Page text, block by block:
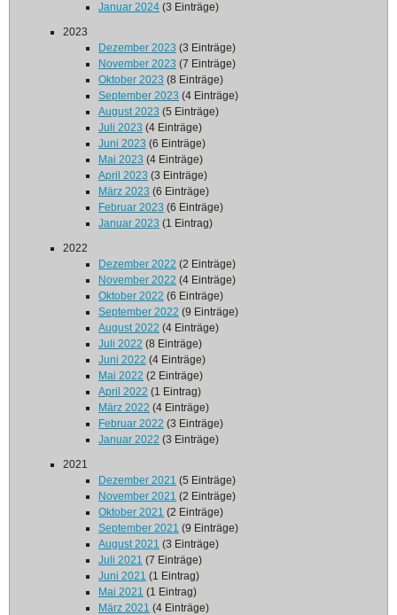
Januar 2024 (3 Einträge)
2023
Dezember 2023 (3 Einträge)
November 2023 (7 Einträge)
Oktober 2023 (8 Einträge)
September 2023 (4 Einträge)
August 2023 (5 Einträge)
Juli 2023 (4 Einträge)
Juni 2023 (6 Einträge)
Mai 2023 (4 Einträge)
April 2023 (3 Einträge)
März 2023 (6 Einträge)
Februar 2023 (6 Einträge)
Januar 2023 (1 Eintrag)
2022
Dezember 2022 (2 Einträge)
November 2022 (4 Einträge)
Oktober 2022 (6 Einträge)
September 2022 (9 Einträge)
August 2022 (4 Einträge)
Juli 2022 (8 Einträge)
Juni 2022 (4 Einträge)
Mai 2022 (2 Einträge)
April 2022 (1 Eintrag)
März 2022 (4 Einträge)
Februar 2022 (3 Einträge)
Januar 2022 (3 Einträge)
2021
Dezember 2021 (5 Einträge)
November 2021 (2 Einträge)
Oktober 2021 (2 Einträge)
September 2021 (9 Einträge)
August 2021 (3 Einträge)
Juli 2021 (7 Einträge)
Juni 2021 (1 Eintrag)
Mai 2021 (1 Eintrag)
März 2021 (4 Einträge)